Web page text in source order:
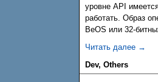
уровне API
работать. Образ
BeOS или 32-
Читать далее →
Dev, Others